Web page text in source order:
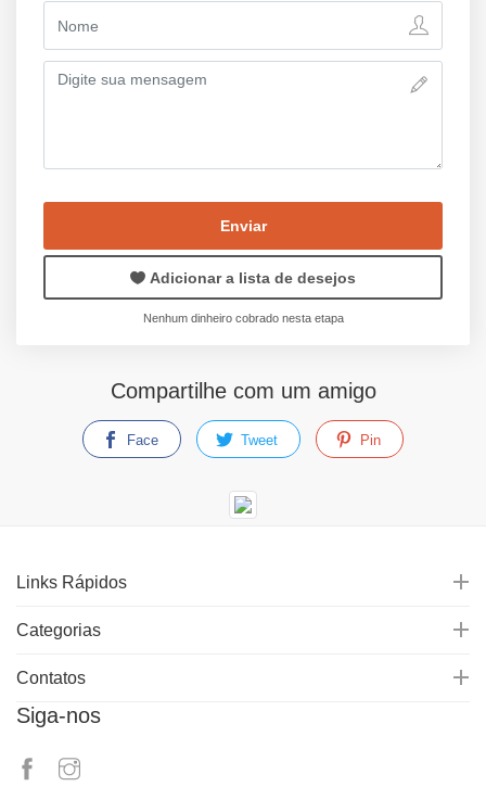
Enviar
Adicionar a lista de desejos
Nenhum dinheiro cobrado nesta etapa
Compartilhe com um amigo
Face Tweet Pin
Links Rápidos
Categorias
Contatos
Siga-nos